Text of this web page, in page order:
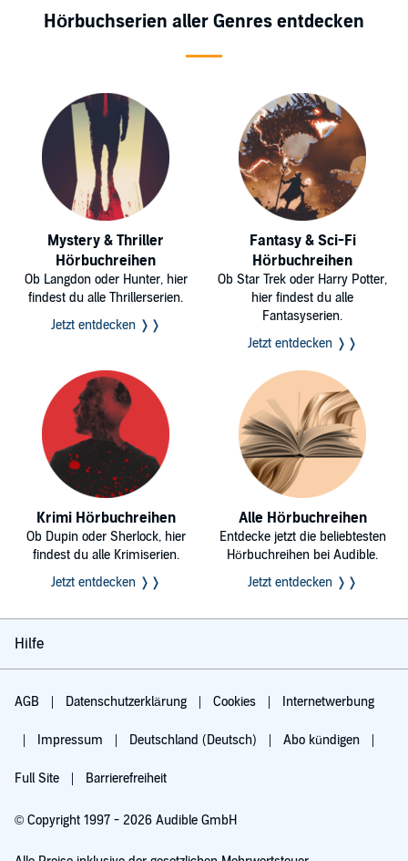
Hörbuchserien aller Genres entdecken
Mystery & Thriller
Hörbuchreihen
Ob Langdon oder Hunter, hier
findest du alle Thrillerserien.
Jetzt entdecken ❭❭
Fantasy & Sci-Fi
Hörbuchreihen
Ob Star Trek oder Harry Potter,
hier findest du alle
Fantasyserien.
Jetzt entdecken ❭❭
Krimi Hörbuchreihen
Ob Dupin oder Sherlock, hier
findest du alle Krimiserien.
Jetzt entdecken ❭❭
Alle Hörbuchreihen
Entdecke jetzt die beliebtesten
Hörbuchreihen bei Audible.
Jetzt entdecken ❭❭
Hilfe
AGB Datenschutzerklärung Cookies Internetwerbung
Impressum Deutschland (Deutsch) Abo kündigen
Full Site Barrierefreiheit
© Copyright 1997 - 2026 Audible GmbH